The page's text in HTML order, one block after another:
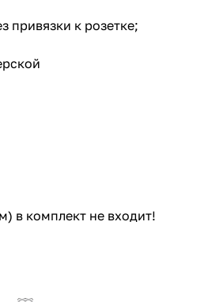
привязки к розетке;
в комплект не входит!